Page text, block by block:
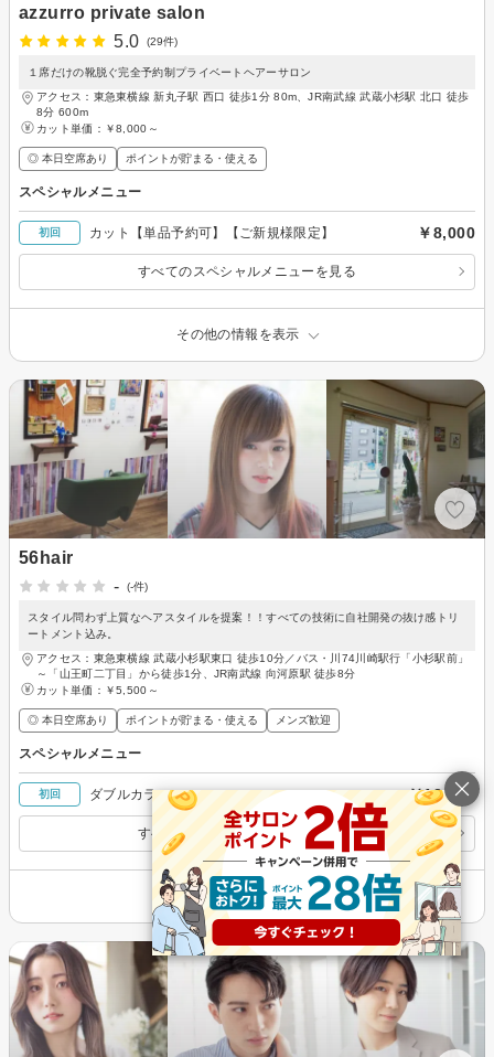
azzurro private salon
5.0
(29件)
１席だけの靴脱ぐ完全予約制プライベートヘアーサロン
アクセス：東急東横線 新丸子駅 西口 徒歩1分 80m、JR南武線 武蔵小杉駅 北口 徒歩
8分 600m
カット単価： ￥8,000～
◎ 本日空席あり ポイントが貯まる・使える
スペシャルメニュー
初回 カット【単品予約可】【ご新規様限定】 ￥8,000
すべてのスペシャルメニューを見る
その他の情報を表示
56hair
-
(-件)
スタイル問わず上質なヘアスタイルを提案！！すべての技術に自社開発の抜け感トリ
ートメント込み。
アクセス：東急東横線 武蔵小杉駅東口 徒歩10分／バス・川74川崎駅行「小杉駅前」
～「山王町二丁目」から徒歩1分、JR南武線 向河原駅 徒歩8分
カット単価： ￥5,500～
◎ 本日空席あり ポイントが貯まる・使える メンズ歓迎
スペシャルメニュー
初回 ダブルカラー ￥12,000
すべてのスペシャルメニューを見る
その他の情報を表示